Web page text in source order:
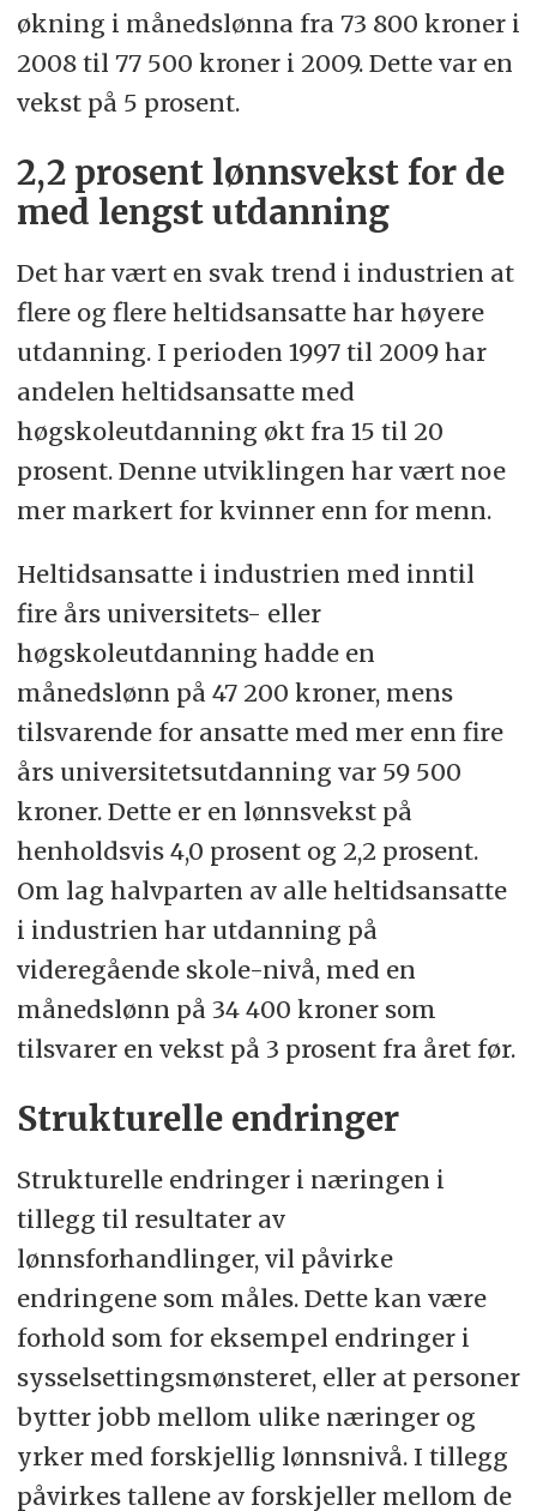
økning i månedslønna fra 73 800 kroner i
2008 til 77 500 kroner i 2009. Dette var en
vekst på 5 prosent.
2,2 prosent lønnsvekst for de
med lengst utdanning
Det har vært en svak trend i industrien at
flere og flere heltidsansatte har høyere
utdanning. I perioden 1997 til 2009 har
andelen heltidsansatte med
høgskoleutdanning økt fra 15 til 20
prosent. Denne utviklingen har vært noe
mer markert for kvinner enn for menn.
Heltidsansatte i industrien med inntil
fire års universitets- eller
høgskoleutdanning hadde en
månedslønn på 47 200 kroner, mens
tilsvarende for ansatte med mer enn fire
års universitetsutdanning var 59 500
kroner. Dette er en lønnsvekst på
henholdsvis 4,0 prosent og 2,2 prosent.
Om lag halvparten av alle heltidsansatte
i industrien har utdanning på
videregående skole-nivå, med en
månedslønn på 34 400 kroner som
tilsvarer en vekst på 3 prosent fra året før.
Strukturelle endringer
Strukturelle endringer i næringen i
tillegg til resultater av
lønnsforhandlinger, vil påvirke
endringene som måles. Dette kan være
forhold som for eksempel endringer i
sysselsettingsmønsteret, eller at personer
bytter jobb mellom ulike næringer og
yrker med forskjellig lønnsnivå. I tillegg
påvirkes tallene av forskjeller mellom de